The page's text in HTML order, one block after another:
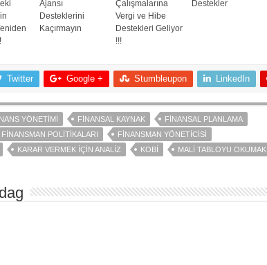
Ajansı
Desteklerini
Kaçırmayın
Çalışmalarına
Vergi ve Hibe
Destekleri Geliyor
!!!
Destekler
Twitter Google + Stumbleupon LinkedIn
YÖNETIMI FINANSAL KAYNAK
FINANSAL PLANLAMA
FINANSMAN POLITIKALARI
FINANSMAN YÖNETICISI
KARAR VERMEK İÇIN ANALIZ KOBI MALI TABLOYU OKUMAK